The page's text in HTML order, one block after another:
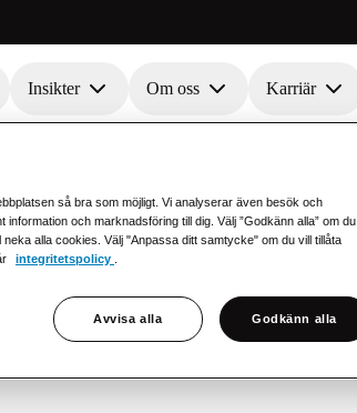
Insikter Om oss Karriär
så bra som möjligt. Vi analyserar även besök och
och marknadsföring till dig. Välj ”Godkänn alla” om du
alla cookies. Välj "Anpassa ditt samtycke" om du vill tillåta
integritetspolicy
Avvisa alla Godkänn alla